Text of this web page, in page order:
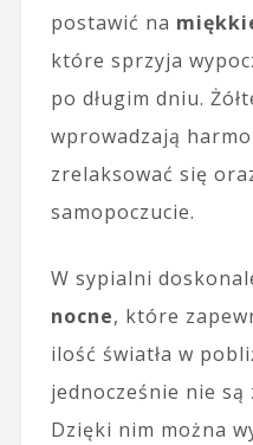
postawić na
które sprzyja
po długim dniu.
wprowadzają
zrelaksować się
samopoczucie.
W sypialni
nocne, które
ilość światła w
jednocześnie nie
Dzięki nim można